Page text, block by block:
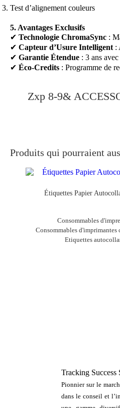
Test d’alignement couleurs
5. Avantages Exclusifs
✔ Technologie ChromaSync :
✔ Capteur d’Usure Intelligent :
✔ Garantie Étendue : 3 ans
✔ Éco-Credits : Programme de
Zxp 8-9&
Produits qui pourraient
Étiquettes Papier
Consommables
Consommables d'imprimantes
Etiquettes
Tracking Success
Pionnier sur le
dans le conseil et